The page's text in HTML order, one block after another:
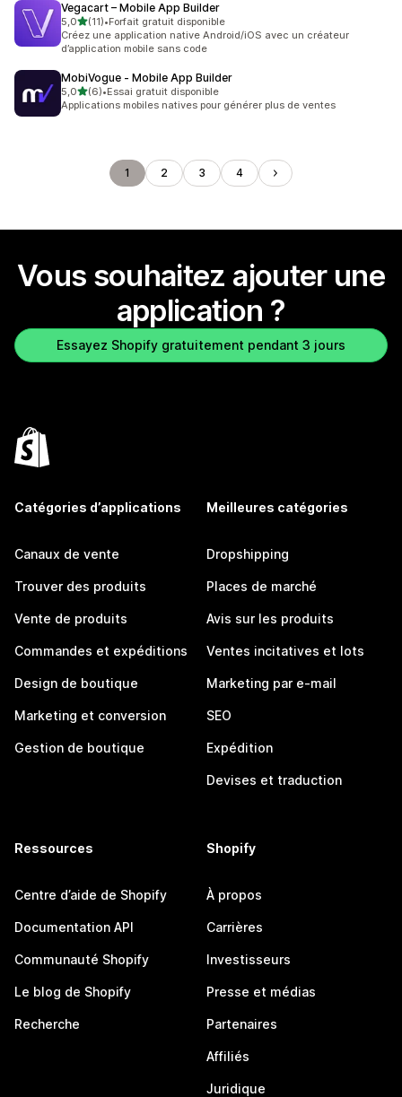
Vegacart – Mobile App Builder
5,0étoile(s) sur 5
(11)
11 avis au total
•Forfait gratuit disponible
Créez une application native Android/iOS avec un créateur
d’application mobile sans code
MobiVogue ‑ Mobile App Builder
5,0étoile(s) sur 5
(6)
6 avis au total
•Essai gratuit disponible
Applications mobiles natives pour générer plus de ventes
1 2 3 4
Vous souhaitez ajouter une
application ?
Essayez Shopify gratuitement pendant 3 jours
Catégories d’applications
Canaux de vente
Trouver des produits
Vente de produits
Commandes et expéditions
Design de boutique
Marketing et conversion
Gestion de boutique
Meilleures catégories
Dropshipping
Places de marché
Avis sur les produits
Ventes incitatives et lots
Marketing par e-mail
SEO
Expédition
Devises et traduction
Ressources
Centre d’aide de Shopify
Documentation API
Communauté Shopify
Le blog de Shopify
Recherche
Shopify
À propos
Carrières
Investisseurs
Presse et médias
Partenaires
Affiliés
Juridique